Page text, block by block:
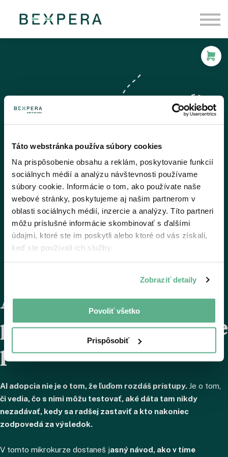
Táto webstránka používa súbory cookies
Na prispôsobenie obsahu a reklám, poskytovanie funkcií
sociálnych médií a analýzu návštevnosti používame
súbory cookie. Informácie o tom, ako používate naše
webové stránky, poskytujeme aj našim partnerom v
oblasti sociálnych médií, inzercie a analýzy. Títo partneri
môžu príslušné informácie skombinovať s ďalšími
údajmi, ktoré ste im poskytli alebo ktoré od vás získali,
keď ste používali ich služby.
Zobraziť detaily
Povoliť všetko
Prispôsobiť
O nás
Blog
Ako vytvoriť
psychologické bezpečie
pri zavádzaní AI
AI adopcia nie je o tom, že ľuďom rozdáš prístupy. Je o tom,
či vedia, čo s nimi môžu testovať, aké dáta tam nikdy
nezadávať, kedy sa radšej zastaviť a kto nakoniec
zodpovedá za výsledok.
V tomto mikrokurze dostaneš jasný návod, ako v tíme